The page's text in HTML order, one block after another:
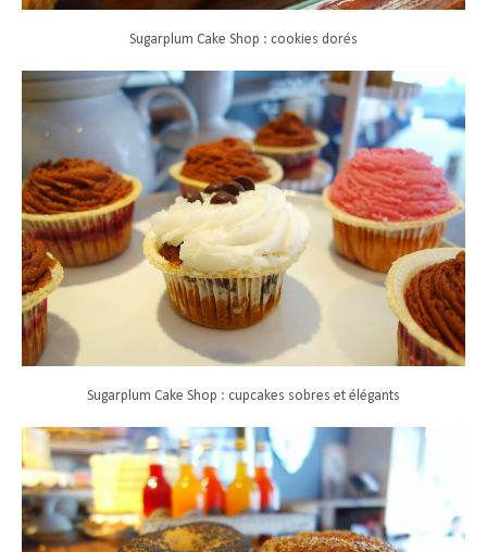
Sugarplum Cake Shop : cookies dorés
Sugarplum Cake Shop : cupcakes sobres et élégants